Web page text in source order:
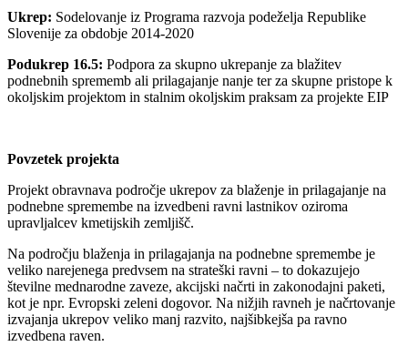
Ukrep: Sodelovanje iz Programa razvoja podeželja Republike
Slovenije za obdobje 2014-2020
Podukrep 16.5: Podpora za skupno ukrepanje za blažitev
podnebnih sprememb ali prilagajanje nanje ter za skupne pristope k
okoljskim projektom in stalnim okoljskim praksam za projekte EIP
Povzetek projekta
Projekt obravnava področje ukrepov za blaženje in prilagajanje na
podnebne spremembe na izvedbeni ravni lastnikov oziroma
upravljalcev kmetijskih zemljišč.
Na področju blaženja in prilagajanja na podnebne spremembe je
veliko narejenega predvsem na strateški ravni – to dokazujejo
številne mednarodne zaveze, akcijski načrti in zakonodajni paketi,
kot je npr. Evropski zeleni dogovor. Na nižjih ravneh je načrtovanje
izvajanja ukrepov veliko manj razvito, najšibkejša pa ravno
izvedbena raven.